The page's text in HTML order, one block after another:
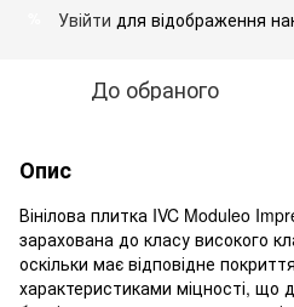
Увійти для відображення
До обраного
Опис
Вінілова плитка IVC Moduleo
зарахована до класу високого
оскільки має відповідне
характеристиками міцності, що